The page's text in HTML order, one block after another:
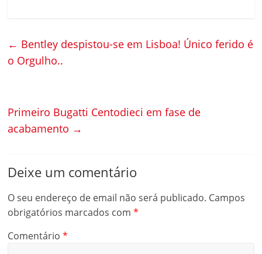
← Bentley despistou-se em Lisboa! Único ferido é
o Orgulho..
Primeiro Bugatti Centodieci em fase de
acabamento →
Deixe um comentário
O seu endereço de email não será publicado. Campos
obrigatórios marcados com*
Comentário*